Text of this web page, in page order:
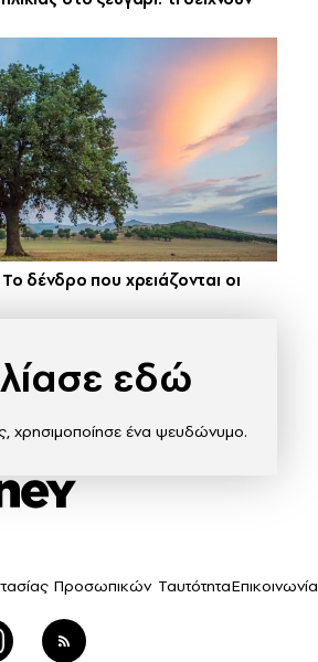
δένδρο που χρειάζονται οι
εδώ
χρησιμοποίησε ένα ψευδώνυμο.
Προσωπικών ΤαυτότηταΕπικοινωνία